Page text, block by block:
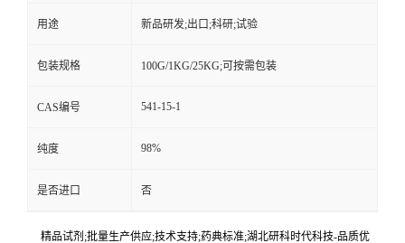
用途 新品研发;出口;科研;试验
包装规格 100G/1KG/25KG;可按需包装
CAS编号 541-15-1
纯度 98%
是否进口 否
精品试剂;批量生产供应;技术支持;药典标准;湖北研科时代科技-品质优